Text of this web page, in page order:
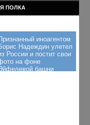
ПОЛКА
иноагентом
Надеждин улетел
России и постит свои
на фоне
башни